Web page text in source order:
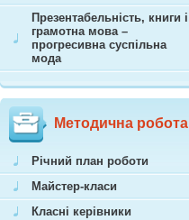
Презентабельність, книги і
грамотна мова –
прогресивна суспільна
мода
Методична робота
Річний план роботи
Майстер-класи
Класні керівники